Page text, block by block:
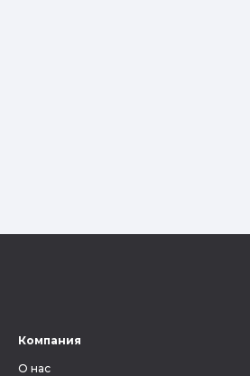
Компания
О нас